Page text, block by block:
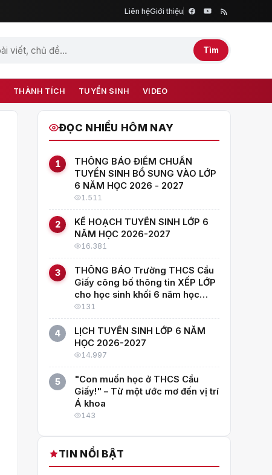
Liên hệGiới thiệu
Tìm
THÀNH TÍCH TUYỂN SINH VIDEO
ĐỌC NHIỀU HÔM NAY
1
THÔNG BÁO ĐIỂM CHUẨN
TUYỂN SINH BỔ SUNG VÀO LỚP
6 NĂM HỌC 2026 - 2027
1.511
2
KẾ HOẠCH TUYỂN SINH LỚP 6
NĂM HỌC 2026-2027
16.381
3
THÔNG BÁO Trường THCS Cầu
Giấy công bố thông tin XẾP LỚP
cho học sinh khối 6 năm học
2026–2027
131
4
LỊCH TUYỂN SINH LỚP 6 NĂM
HỌC 2026-2027
14.997
5
"Con muốn học ở THCS Cầu
Giấy!" – Từ một ước mơ đến vị trí
Á khoa
143
TIN NỔI BẬT